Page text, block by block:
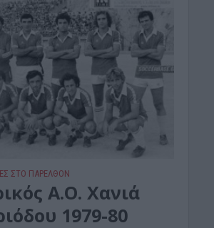
ΣΤΟ ΠΑΡΕΛΘΟΝ
Α.Ο. Χανιά
1979-80